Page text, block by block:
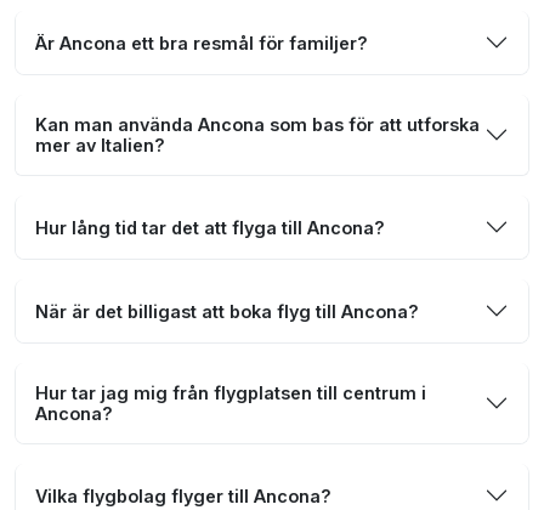
Är Ancona ett bra resmål för familjer?
Kan man använda Ancona som bas för att utforska
mer av Italien?
Hur lång tid tar det att flyga till Ancona?
När är det billigast att boka flyg till Ancona?
Hur tar jag mig från flygplatsen till centrum i
Ancona?
Vilka flygbolag flyger till Ancona?